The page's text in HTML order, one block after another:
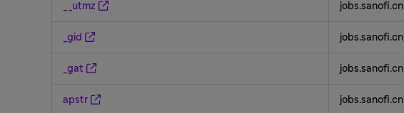
__utmz jobs.sanofi.cn
_gid jobs.sanofi.cn
_gat jobs.sanofi.cn
apstr jobs.sanofi.cn